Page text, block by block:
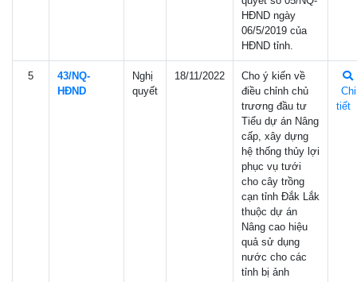
HĐND ngày
06/5/2019 của
HĐND tỉnh.
5
43/NQ-
HÐND
Nghị
quyết
18/11/2022
Cho ý kiến về
điều chỉnh chủ
trương đầu tư
Tiểu dự án Nâng
cấp, xây dựng
hệ thống thủy lợi
phục vụ tưới
cho cây trồng
cạn tỉnh Đắk Lắk
thuộc dự án
Nâng cao hiệu
quả sử dụng
nước cho các
tỉnh bị ảnh
Chi
tiết